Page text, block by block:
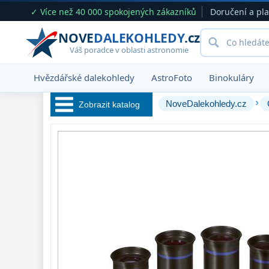
✓ Více než 40 000 spokojených zákazníků Doručení a
NOVEDALEKOHLEDY.cz
Váš poradce v oblasti astronomie
Hvězdářské dalekohledy AstroFoto Binokuláry
Zobrazit katalog
XWA (100°-120°) 17
NoveDalekohledy.cz ›